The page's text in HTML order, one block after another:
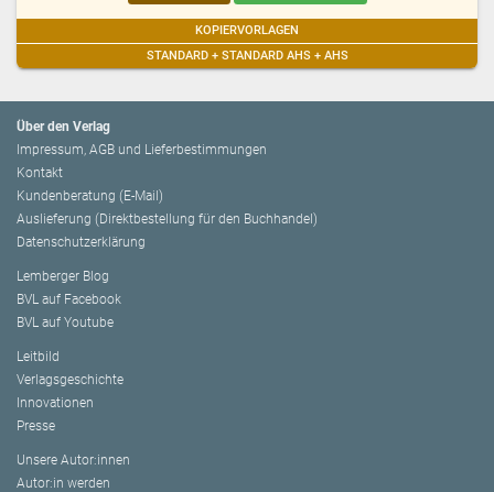
KOPIERVORLAGEN
STANDARD + STANDARD AHS + AHS
Über den Verlag
Impressum, AGB und Lieferbestimmungen
Kontakt
Kundenberatung (E-Mail)
Auslieferung (Direktbestellung für den Buchhandel)
Datenschutzerklärung
Lemberger Blog
BVL auf Facebook
BVL auf Youtube
Leitbild
Verlagsgeschichte
Innovationen
Presse
Unsere Autor:innen
Autor:in werden